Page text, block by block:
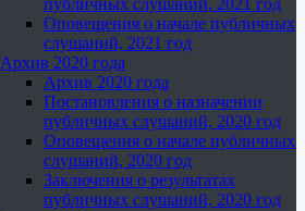
публичных слушаний, 2021 год
Оповещения о начале публичных
слушаний, 2021 год
Архив 2020 года
Архив 2020 года
Постановления о назначении
публичных слушаний, 2020 год
Оповещения о начале публичных
слушаний, 2020 год
Заключения о результатах
публичных слушаний, 2020 год